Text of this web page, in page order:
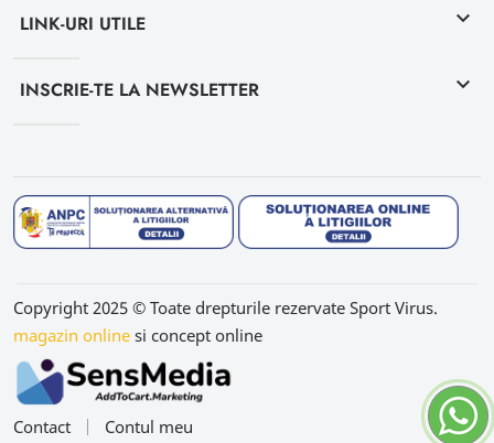
LINK-URI UTILE keyboard_arrow_down
INSCRIE-TE LA NEWSLETTER keyboard_arrow_down
Copyright 2025 © Toate drepturile rezervate Sport Virus.
magazin online si concept online
Contact Contul meu